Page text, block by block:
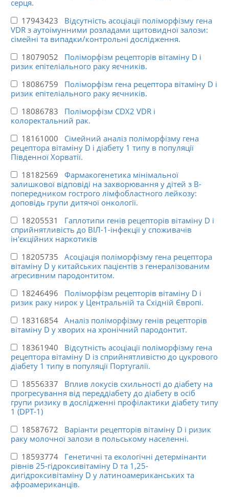
серця.
17943423 Відсутність асоціації поліморфізму гена
VDR з аутоімунними розладами щитовидної залози:
сімейні та випадки/контрольні дослідження.
18079052 Поліморфізм рецепторів вітаміну D і
ризик епітеліального раку яєчників.
18086759 Поліморфізм гена рецептора вітаміну D і
ризик епітеліального раку яєчників.
18086783 Поліморфізм CDX2 VDR і
колоректальний рак.
18161000 Сімейний аналіз поліморфізму гена
рецептора вітаміну D і діабету 1 типу в популяції
Південної Хорватії.
18182569 Фармакогенетика мінімальної
залишкової відповіді на захворювання у дітей з B-
попередником гострого лімфобластного лейкозу:
доповідь групи дитячої онкології.
18205531 Гаплотипи генів рецепторів вітаміну D і
сприйнятливість до ВІЛ-1-інфекції у споживачів
ін'єкційних наркотиків
18205735 Асоціація поліморфізму гена рецептора
вітаміну D у китайських пацієнтів з генералізованим
агресивним пародонтитом.
18246496 Поліморфізм рецепторів вітаміну D і
ризик раку нирок у Центральній та Східній Європі.
18316854 Аналіз поліморфізму генів рецепторів
вітаміну D у хворих на хронічний пародонтит.
18361940 Відсутність асоціації поліморфізму гена
рецептора вітаміну D із сприйнятливістю до цукрового
діабету 1 типу в популяції Португалії.
18556337 Вплив локусів схильності до діабету на
прогресування від переддіабету до діабету в осіб
групи ризику в дослідженні профілактики діабету типу
1 (DPT-1)
18587672 Варіанти рецепторів вітаміну D і ризик
раку молочної залози в польському населенні.
18593774 Генетичні та екологічні детермінанти
рівнів 25-гідроксивітаміну D та 1,25-
дигідроксивітаміну D у латиноамериканських та
афроамериканців.